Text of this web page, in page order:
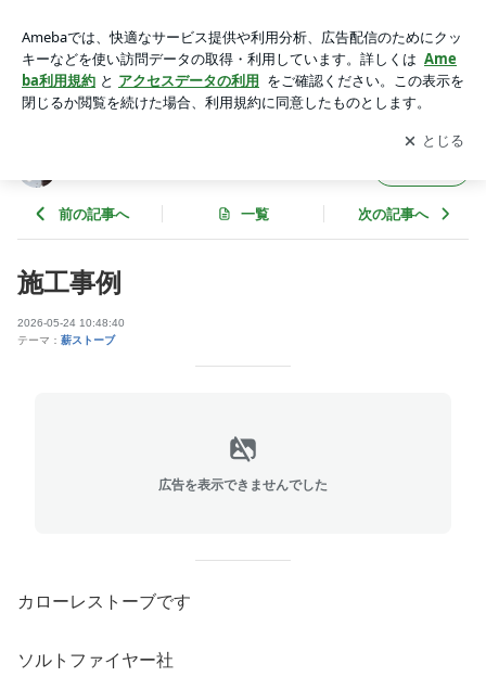
アプリをダウンロードして ブログの更新通知
を受け取りまし
ょう。
開く
前の記事へ 一覧 次の記事へ
施工事例
2026-05-24 10:48:40
テーマ： 薪ストーブ
広告を表示できませんでした
カローレストーブです
ソルトファイヤー社